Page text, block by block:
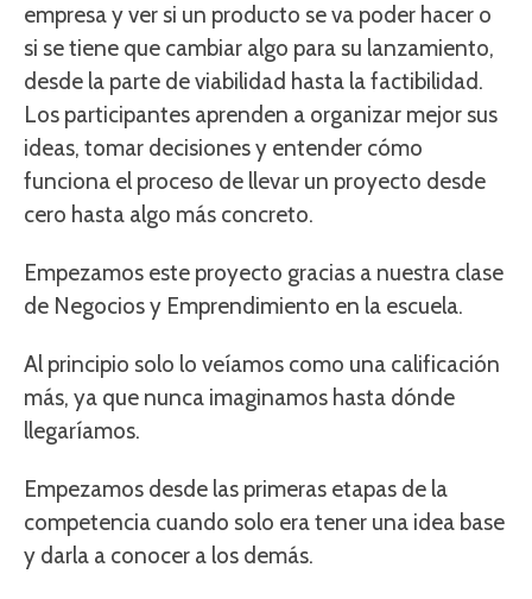
empresa y ver si un producto se va poder hacer o
si se tiene que cambiar algo para su lanzamiento,
desde la parte de viabilidad hasta la factibilidad.
Los participantes aprenden a organizar mejor sus
ideas, tomar decisiones y entender cómo
funciona el proceso de llevar un proyecto desde
cero hasta algo más concreto.
Empezamos este proyecto gracias a nuestra clase
de Negocios y Emprendimiento en la escuela.
Al principio solo lo veíamos como una calificación
más, ya que nunca imaginamos hasta dónde
llegaríamos.
Empezamos desde las primeras etapas de la
competencia cuando solo era tener una idea base
y darla a conocer a los demás.